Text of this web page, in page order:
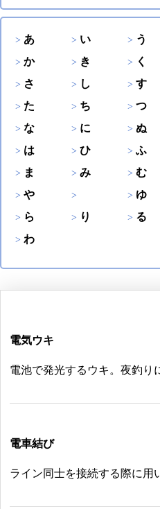
あ い う
か
き く
さ
し す
た
ち つ
な
に ぬ
は
ひ ふ
ま
み む
や
ゆ
ら
り る
わ
電気ウキ
電池で発光するウキ。夜釣り
電車結び
ライン同士を接続する際に用